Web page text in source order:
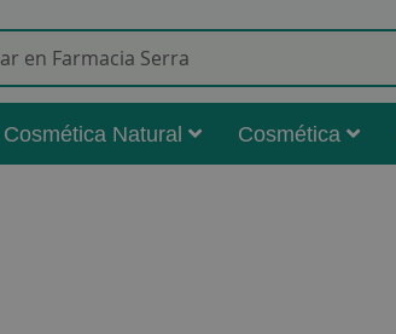
Cosmética Natural Cosmética